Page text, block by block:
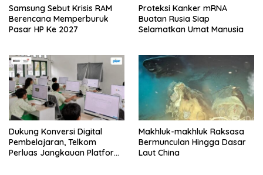
Samsung Sebut Krisis RAM
Berencana Memperburuk
Pasar HP Ke 2027
Proteksi Kanker mRNA
Buatan Rusia Siap
Selamatkan Umat Manusia
Dukung Konversi Digital
Pembelajaran, Telkom
Perluas Jangkauan Platform
Makhluk-makhluk Raksasa
Bermunculan Hingga Dasar
Laut China